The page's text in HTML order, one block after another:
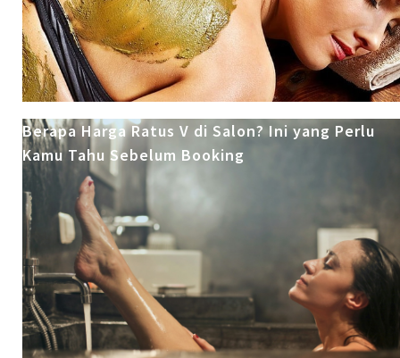
Berapa Harga Ratus V di Salon? Ini yang Perlu
Kamu Tahu Sebelum Booking